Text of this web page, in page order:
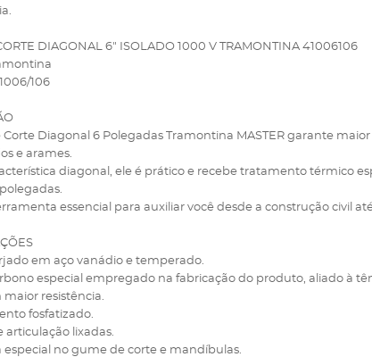
DIAGONAL 6" ISOLADO 1000 V TRAMONTINA 41006106
106
Corte Diagonal 6 Polegadas Tramontina MASTER garante
e arames.
diagonal, ele é prático e recebe tratamento térmico
essencial para auxiliar você desde a construção civil
em aço vanádio e temperado.
especial empregado na fabricação do produto, aliado à
resistência.
fosfatizado.
articulação lixadas.
especial no gume de corte e mandíbulas.